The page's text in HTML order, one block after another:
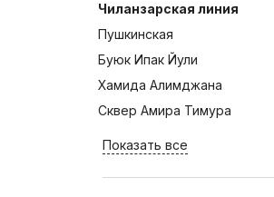
Чиланзарская линия
Пушкинская
Буюк Ипак Йули
Хамида Алимджана
Сквер Амира Тимура
Показать все